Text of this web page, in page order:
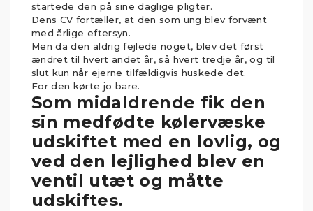
startede den på sine daglige pligter.
Dens CV fortæller, at den som ung blev forvænt
med årlige eftersyn.
Men da den aldrig fejlede noget, blev det først
ændret til hvert andet år, så hvert tredje år, og til
slut kun når ejerne tilfældigvis huskede det.
For den kørte jo bare.
Som midaldrende fik den
sin medfødte kølervæske
udskiftet med en lovlig, og
ved den lejlighed blev en
ventil utæt og måtte
udskiftes.